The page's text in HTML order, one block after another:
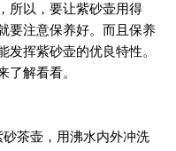
以，要让紫砂壶用得
要注意保养好。而且保养
挥紫砂壶的优良特性。
了解看看。
茶壶，用沸水内外冲洗